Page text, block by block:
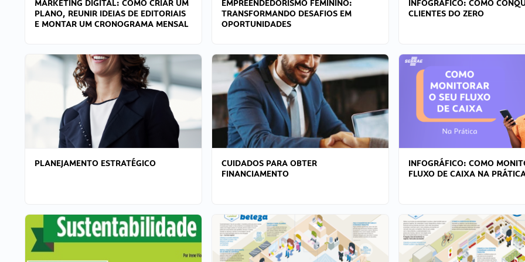
MARKETING DIGITAL: COMO CRIAR UM
PLANO, REUNIR IDEIAS DE EDITORIAIS
E MONTAR UM CRONOGRAMA MENSAL
EMPREENDEDORISMO FEMININO:
TRANSFORMANDO DESAFIOS EM
OPORTUNIDADES
INFOGRÁFICO: COMO
CLIENTES DO ZERO
PLANEJAMENTO ESTRATÉGICO
CUIDADOS PARA OBTER
FINANCIAMENTO
INFOGRÁFICO: COMO
FLUXO DE CAIXA NA